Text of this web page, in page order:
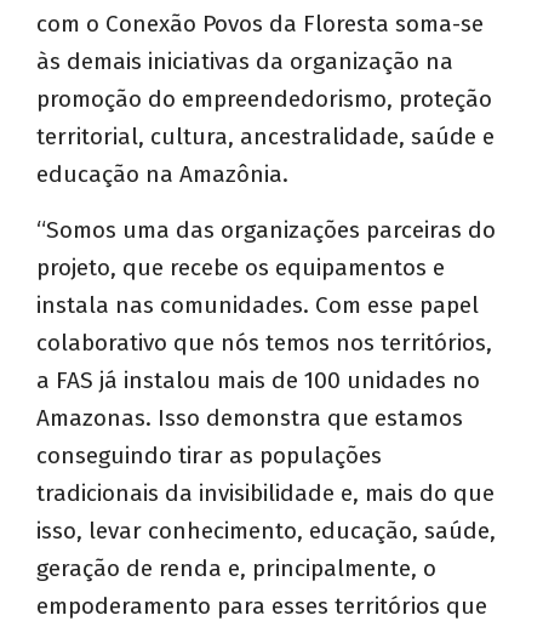
com o Conexão Povos da Floresta soma-se
às demais iniciativas da organização na
promoção do empreendedorismo, proteção
territorial, cultura, ancestralidade, saúde e
educação na Amazônia.
“Somos uma das organizações parceiras do
projeto, que recebe os equipamentos e
instala nas comunidades. Com esse papel
colaborativo que nós temos nos territórios,
a FAS já instalou mais de 100 unidades no
Amazonas. Isso demonstra que estamos
conseguindo tirar as populações
tradicionais da invisibilidade e, mais do que
isso, levar conhecimento, educação, saúde,
geração de renda e, principalmente, o
empoderamento para esses territórios que